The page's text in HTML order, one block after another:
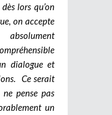
lors qu’on
on accepte
dialogue et
Ce serait
pense pas
un